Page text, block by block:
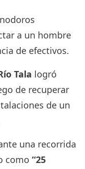
a un hombre
de efectivos.
Tala logró
de recuperar
de un
una recorrida
como “25